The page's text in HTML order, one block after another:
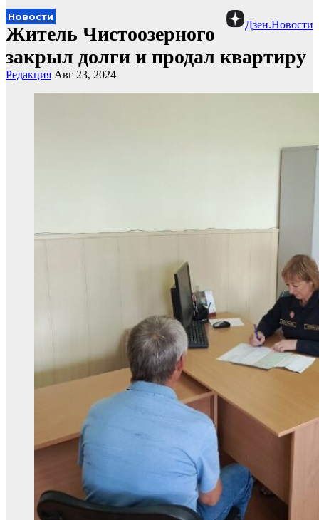
Дзен.Новости
Новости
Житель Чистоозерного
закрыл долги и продал квартиру
Редакция Авг 23, 2024